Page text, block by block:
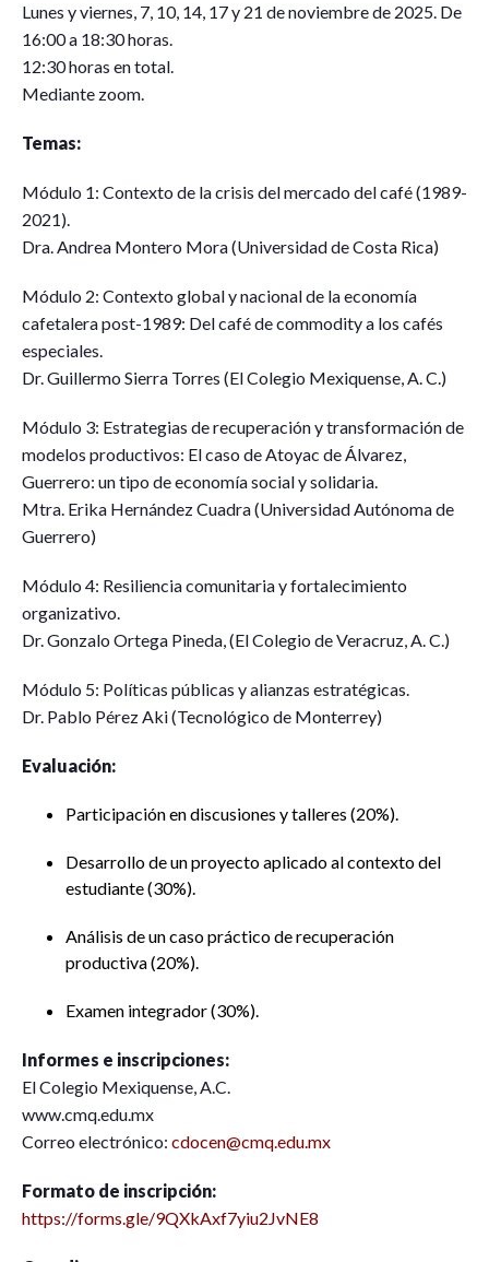
Lunes y viernes, 7, 10, 14, 17 y 21 de noviembre de 2025. De
16:00 a 18:30 horas.
12:30 horas en total.
Mediante zoom.
Temas:
Módulo 1: Contexto de la crisis del mercado del café (1989-
2021).
Dra. Andrea Montero Mora (Universidad de Costa Rica)
Módulo 2: Contexto global y nacional de la economía
cafetalera post-1989: Del café de commodity a los cafés
especiales.
Dr. Guillermo Sierra Torres (El Colegio Mexiquense, A. C.)
Módulo 3: Estrategias de recuperación y transformación de
modelos productivos: El caso de Atoyac de Álvarez,
Guerrero: un tipo de economía social y solidaria.
Mtra. Erika Hernández Cuadra (Universidad Autónoma de
Guerrero)
Módulo 4: Resiliencia comunitaria y fortalecimiento
organizativo.
Dr. Gonzalo Ortega Pineda, (El Colegio de Veracruz, A. C.)
Módulo 5: Políticas públicas y alianzas estratégicas.
Dr. Pablo Pérez Aki (Tecnológico de Monterrey)
Evaluación:
Participación en discusiones y talleres (20%).
Desarrollo de un proyecto aplicado al contexto del
estudiante (30%).
Análisis de un caso práctico de recuperación
productiva (20%).
Examen integrador (30%).
Informes e inscripciones:
El Colegio Mexiquense, A.C.
www.cmq.edu.mx
Correo electrónico: cdocen@cmq.edu.mx
Formato de inscripción:
https://forms.gle/9QXkAxf7yiu2JvNE8